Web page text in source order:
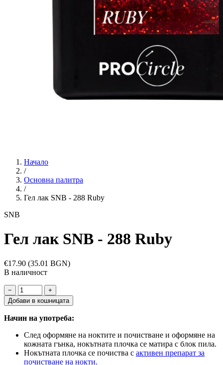
Начало
/
Основна палитра
/
Гел лак SNB - 288 Ruby
SNB
Гел лак SNB - 288 Ruby
€17.90 (35.01 BGN)
В наличност
−
+
Добави в кошницата
Начин на употреба:
След оформяне на ноктите и почистване и оформяне на
кожната гънка, нокътната плочка се матира с блок пила.
Нокътната плочка се почиства с активен препарат за
почистване на нокти.